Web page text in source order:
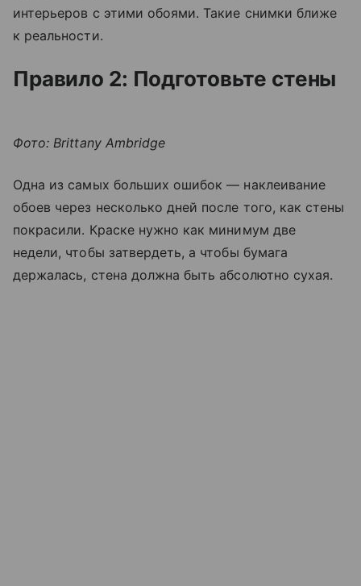
интерьеров с этими обоями. Такие снимки ближе
к реальности.
Правило 2: Подготовьте стены
Фото: Brittany Ambridge
Одна из самых больших ошибок — наклеивание
обоев через несколько дней после того, как стены
покрасили. Краске нужно как минимум две
недели, чтобы затвердеть, а чтобы бумага
держалась, стена должна быть абсолютно сухая.